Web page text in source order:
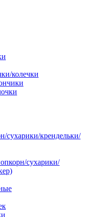
колечки
сухарики/крендельки/
сухарики/